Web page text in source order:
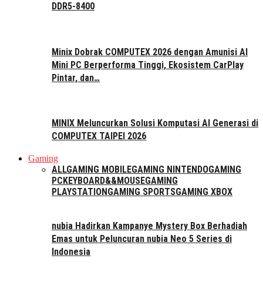
DDR5-8400
Minix Dobrak COMPUTEX 2026 dengan Amunisi AI
Mini PC Berperforma Tinggi, Ekosistem CarPlay
Pintar, dan…
MINIX Meluncurkan Solusi Komputasi AI Generasi di
COMPUTEX TAIPEI 2026
Gaming
ALLGAMING MOBILEGAMING NINTENDOGAMING
PCKEYBOARD&&MOUSEGAMING
PLAYSTATIONGAMING SPORTSGAMING XBOX
nubia Hadirkan Kampanye Mystery Box Berhadiah
Emas untuk Peluncuran nubia Neo 5 Series di
Indonesia